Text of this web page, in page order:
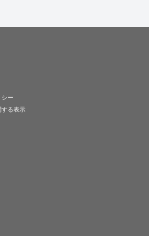
シー
する表示